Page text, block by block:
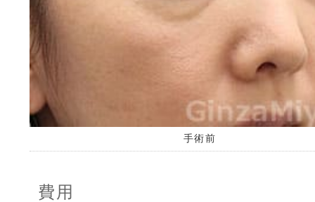
手術前
費用